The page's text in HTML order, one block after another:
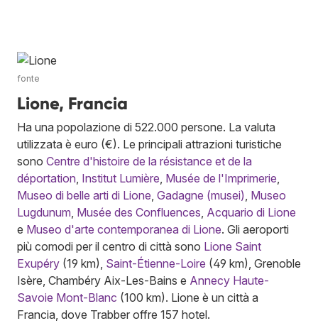
fonte
Lione, Francia
Ha una popolazione di 522.000 persone. La valuta
utilizzata è euro (€). Le principali attrazioni turistiche
sono Centre d'histoire de la résistance et de la
déportation Institut Lumière Musée de l'Imprimerie
Museo di belle arti di Lione Gadagne (musei) Museo
Lugdunum Musée des Confluences Acquario di Lione
e Museo d'arte contemporanea di Lione. Gli aeroporti
più comodi per il centro di città sono Lione Saint
Exupéry (19 km), Saint-Étienne-Loire (49 km), Grenoble
Isère, Chambéry Aix-Les-Bains e Annecy Haute-
Savoie Mont-Blanc (100 km). Lione è un città a
Francia, dove Trabber offre 157 hotel.